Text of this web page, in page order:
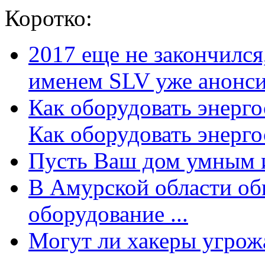
Коротко:
2017 еще не
именем SLV уже
Как оборудовать
Как оборудовать
Пусть Ваш дом умным
В Амурской области
оборудование ...
Могут ли хакеры